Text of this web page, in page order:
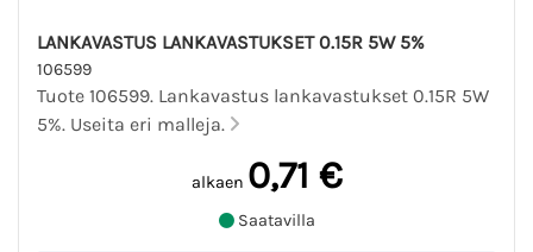
LANKAVASTUS LANKAVASTUKSET 0.15R 5W 5%
106599
Tuote 106599. Lankavastus lankavastukset 0.15R 5W
5%. Useita eri malleja.
alkaen 0,71 €
Saatavilla